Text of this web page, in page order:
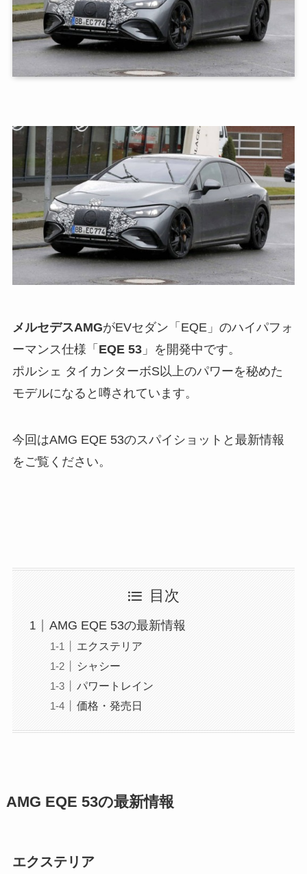
メルセデスAMGがEVセダン「EQE」のハイパフォ
ーマンス仕様「 EQE 53」を開発中です。
ポルシェ タイカンターボS以上のパワーを秘めた
モデルになると噂されています。
今回はAMG EQE 53のスパイショットと最新情報
をご覧ください。
目次
AMG EQE 53の最新情報
エクステリア
シャシー
パワートレイン
価格・発売日
AMG EQE 53の最新情報
エクステリア